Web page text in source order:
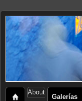
About
Galerías